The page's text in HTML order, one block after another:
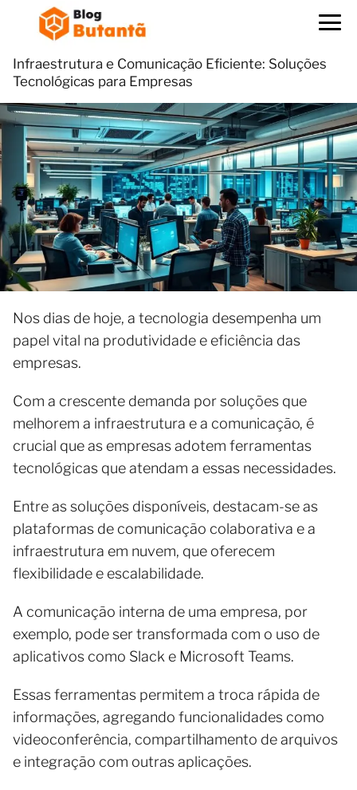
Infraestrutura e Comunicação Eficiente: Soluções
Tecnológicas para Empresas
Nos dias de hoje, a tecnologia desempenha um
papel vital na produtividade e eficiência das
empresas.
Com a crescente demanda por soluções que
melhorem a infraestrutura e a comunicação, é
crucial que as empresas adotem ferramentas
tecnológicas que atendam a essas necessidades.
Entre as soluções disponíveis, destacam-se as
plataformas de comunicação colaborativa e a
infraestrutura em nuvem, que oferecem
flexibilidade e escalabilidade.
A comunicação interna de uma empresa, por
exemplo, pode ser transformada com o uso de
aplicativos como Slack e Microsoft Teams.
Essas ferramentas permitem a troca rápida de
informações, agregando funcionalidades como
videoconferência, compartilhamento de arquivos
e integração com outras aplicações.